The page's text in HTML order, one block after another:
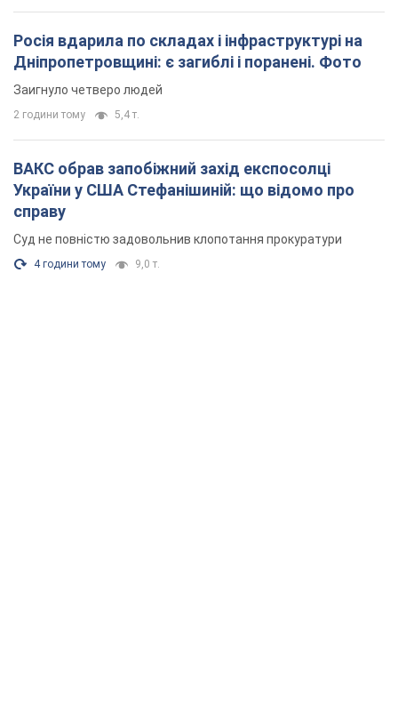
Росія вдарила по складах і інфраструктурі на
Дніпропетровщині: є загиблі і поранені. Фото
Заигнуло четверо людей
2 години тому 5,4 т.
ВАКС обрав запобіжний захід експосолці
України у США Стефанішиній: що відомо про
справу
Суд не повністю задовольнив клопотання прокуратури
4 години тому 9,0 т.